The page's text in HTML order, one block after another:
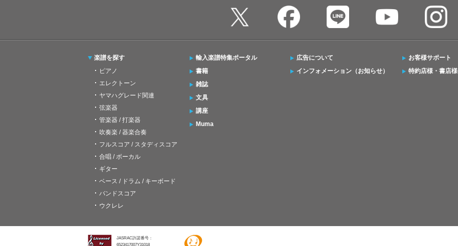
楽譜を探す
ピアノ
エレクトーン
ヤマハグレード関連
弦楽器
管楽器 / 打楽器
吹奏楽 / 器楽合奏
フルスコア / スタディスコア
合唱 / ボーカル
ギター
ベース / ドラム / キーボード
バンドスコア
ウクレレ
輸入楽譜特集ポータル
書籍
雑誌
文具
講座
Muma
広告について
インフォメーション（お知らせ）
お客様サポート
特約店様・書店
JASRAC許諾番号：
6523417007Y31018